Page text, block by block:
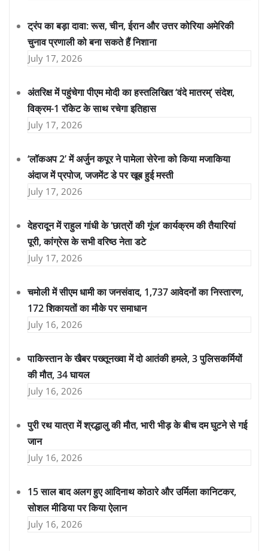
ट्रंप का बड़ा दावा: रूस, चीन, ईरान और उत्तर कोरिया अमेरिकी
चुनाव प्रणाली को बना सकते हैं निशाना
July 17, 2026
अंतरिक्ष में पहुंचेगा पीएम मोदी का हस्तलिखित ‘वंदे मातरम्’ संदेश,
विक्रम-1 रॉकेट के साथ रचेगा इतिहास
July 17, 2026
‘लॉकअप 2’ में अर्जुन कपूर ने पामेला सेरेना को किया मजाकिया
अंदाज में प्रपोज, जजमेंट डे पर खूब हुई मस्ती
July 17, 2026
देहरादून में राहुल गांधी के ‘छात्रों की गूंज’ कार्यक्रम की तैयारियां
पूरी, कांग्रेस के सभी वरिष्ठ नेता डटे
July 17, 2026
चमोली में सीएम धामी का जनसंवाद, 1,737 आवेदनों का निस्तारण,
172 शिकायतों का मौके पर समाधान
July 16, 2026
पाकिस्तान के खैबर पख्तूनख्वा में दो आतंकी हमले, 3 पुलिसकर्मियों
की मौत, 34 घायल
July 16, 2026
पुरी रथ यात्रा में श्रद्धालु की मौत, भारी भीड़ के बीच दम घुटने से गई
जान
July 16, 2026
15 साल बाद अलग हुए आदिनाथ कोठारे और उर्मिला कानिटकर,
सोशल मीडिया पर किया ऐलान
July 16, 2026